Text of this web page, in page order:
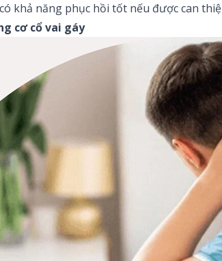
khả năng phục hồi tốt nếu được can
cơ cổ vai gáy